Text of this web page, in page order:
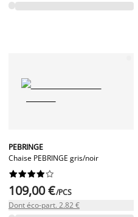
PEBRINGE
Chaise PEBRINGE gris/noir






109,00 €/PCS
Dont éco-part. 2.82 €